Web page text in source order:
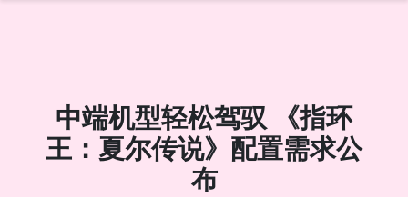
中端机型轻松驾驭 《指环
王：夏尔传说》配置需求公
布